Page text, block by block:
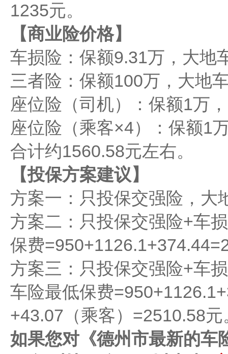
1235元。
【商业险价格】
车损险：保额9.31万，大地
三者险：保额100万，大地
座位险（司机）：保额1万
座位险（乘客×4）：保额1
合计约1560.58元左右。
【投保方案建议】
方案一：只投保交强险，大
方案二：只投保交强险+车
保费
方案三：只投保交强险+车
车险最低保费
+43.07（乘客）=2510.58元
如果您对《德州市最新的车